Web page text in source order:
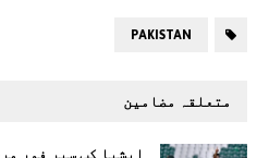
PAKISTAN
متعلقہ مضامین
ایشیا کپ سپر فور